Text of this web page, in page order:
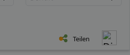
Teilen